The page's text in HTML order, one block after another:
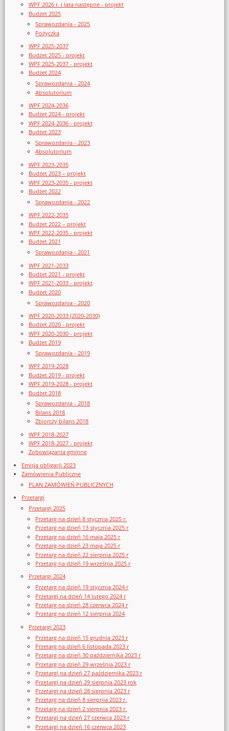
WPF 2026 r. i lata następne - projekt
Budżet 2025
Sprawozdania - 2025
Pożyczka
WPF 2025-2037
Budżet 2025 - projekt
WPF 2025-2037 - projekt
Budżet 2024
Sprawozdania - 2024
Absolutorium
WPF 2024-2036
Budżet 2024 - projekt
WPF 2024-2036 - projekt
Budżet 2023
Sprawozdania - 2023
Absolutorium
WPF 2023-2035
Budżet 2023 – projekt
WPF 2023-2035 - projekt
Budżet 2022
Sprawozdania - 2022
WPF 2022-2035
Budżet 2022 – projekt
WPF 2022-2035 - projekt
Budżet 2021
Sprawozdania - 2021
WPF 2021-2033
Budżet 2021 - projekt
WPF 2021-2033 - projekt
Budżet 2020
Sprawozdania - 2020
WPF 2020-2033 (2020-2030)
Budżet 2020 - projekt
WPF 2020-2030 - projekt
Budżet 2019
Sprawozdania - 2019
WPF 2019-2028
Budżet 2019 - projekt
WPF 2019-2028 - projekt
Budżet 2018
Sprawozdania - 2018
Bilans 2018
Zbiorczy bilans 2018
WPF 2018-2027
WPF 2018-2027 - projekt
Zobowiązania gminne
Emisja obligacji 2023
Zamówienia Publiczne
PLAN ZAMÓWIEŃ PUBLICZNYCH
Przetargi
Przetargi 2025
Przetarg na dzień 8 stycznia 2025 r.
Przetarg na dzień 13 stycznia 2025 r
Przetarg na dzień 16 maja 2025 r
Przetarg na dzień 23 maja 2025 r
Przetarg na dzień 22 sierpnia 2025 r
Przetarg na dzień 19 września 2025 r
Przetargi 2024
Przetarg na dzień 19 stycznia 2024 r
Przetargi na dzień 14 lutego 2024 r
Przetarg na dzień 28 czerwca 2024 r
Przetarg na dzień 12 sierpnia 2024
Przetargi 2023
Przetarg na dzień 15 grudnia 2023 r
Przetarg na dzień 6 listopada 2023 r
Przetarg na dzień 30 października 2023 r
Przetarg na dzień 29 września 2023 r
Przetargi na dzień 27 października 2023 r
Przetargi na dzień 29 sierpnia 2023 rok
Przetargi na dzień 28 sierpnia 2023 r
Przetarg na dzień 8 sierpnia 2023 r.
Przetarg na dzień 2 sierpnia 2023 r.
Przetargi na dzień 27 czerwca 2023 r
Przetargi na dzień 16 czerwca 2023